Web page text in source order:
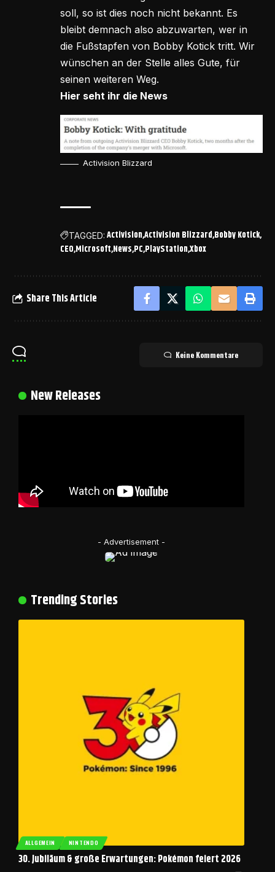
soll, so ist dies noch nicht bekannt. Es
bleibt demnach also abzuwarten, wer in
die Fußstapfen von Bobby Kotick tritt. Wir
wünschen an der Stelle alles Gute, für
seinen weiteren Weg.
Hier seht ihr die News
Activision Blizzard
TAGGED: ActivisionActivision Blizzard Bobby Kotick
CEO Microsoft News PC PlayStationXbox
Share This Article
Keine Kommentare
New Releases
- Advertisement -
Trending Stories
ALLGEMEIN NINTENDO
30. Jubiläum & große Erwartungen: Pokémon feiert 2026